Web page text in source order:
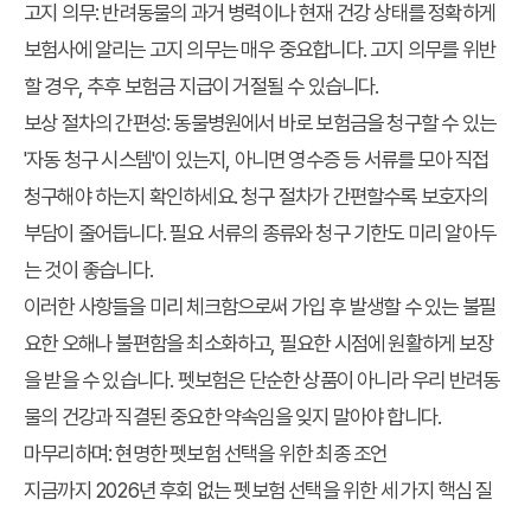
고지 의무:반려동물의 과거 병력이나 현재 건강 상태를 정확하게
보험사에 알리는 고지 의무는 매우 중요합니다. 고지 의무를 위반
할 경우, 추후 보험금 지급이 거절될 수 있습니다.
보상 절차의 간편성:동물병원에서 바로 보험금을 청구할 수 있는
'자동 청구 시스템'이 있는지, 아니면 영수증 등 서류를 모아 직접
청구해야 하는지 확인하세요. 청구 절차가 간편할수록 보호자의
부담이 줄어듭니다. 필요 서류의 종류와 청구 기한도 미리 알아두
는 것이 좋습니다.
이러한 사항들을 미리 체크함으로써 가입 후 발생할 수 있는 불필
요한 오해나 불편함을 최소화하고, 필요한 시점에 원활하게 보장
을 받을 수 있습니다. 펫보험은 단순한 상품이 아니라 우리 반려동
물의 건강과 직결된 중요한 약속임을 잊지 말아야 합니다.
마무리하며: 현명한펫보험 선택을 위한 최종 조언
지금까지 2026년 후회 없는 펫보험 선택을 위한 세 가지 핵심 질